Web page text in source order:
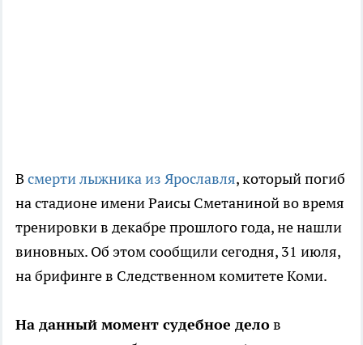
В смерти лыжника из Ярославля, который погиб
на стадионе имени Раисы Сметаниной во время
тренировки в декабре прошлого года, не нашли
виновных. Об этом сообщили сегодня, 31 июля,
на брифинге в Следственном комитете Коми.
На данный момент судебное делов